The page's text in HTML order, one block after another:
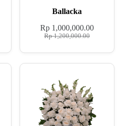
Ballacka
Rp1,200,000.00
Rp 1,000,000.00